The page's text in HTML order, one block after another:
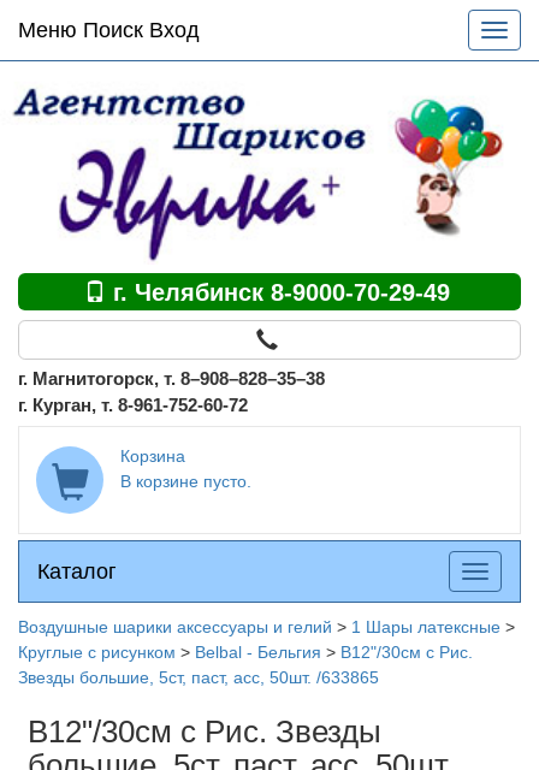
Основное
меню
по
Меню Поиск Вход
меню
г. Челябинск 8-9000-70-29-49
г. Магнитогорск, т. 8–908–828–35–38
г. Курган, т. 8-961-752-60-72
Корзина
В корзине пусто.
Каталог
Каталог
меню
Воздушные шарики аксессуары и гелий > 1 Шары латексные >
Круглые с рисунком > Belbal - Бельгия > B12"/30см с Рис.
Звезды большие, 5ст, паст, асс, 50шт. /633865
B12"/30см с Рис. Звезды